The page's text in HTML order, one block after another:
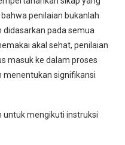
penilaian bukanlah
didasarkan pada semua
akal sehat, penilaian
masuk ke dalam proses
signifikansi
untuk mengikuti instruksi